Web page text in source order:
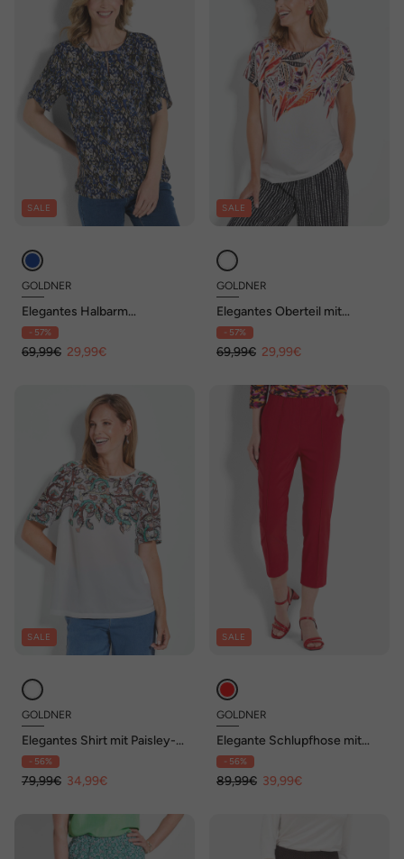
SALE
GOLDNER
Elegantes Halbarm
Blusenshirt, Druck
- 57%
69,99€ 29,99€
SALE
GOLDNER
Elegantes Oberteil mit
Ethno-Muster
- 57%
69,99€ 29,99€
SALE
GOLDNER
Elegantes Shirt mit Paisley-
Design
- 56%
79,99€ 34,99€
SALE
GOLDNER
Elegante Schlupfhose mit
Biesen
- 56%
89,99€ 39,99€